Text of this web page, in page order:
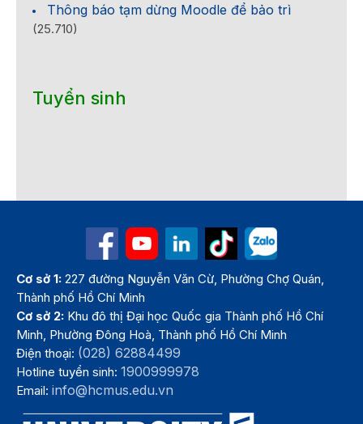
Thông báo tạm dừng Moodle để bảo trì
(25.710)
Tuyển sinh
Cơ sở 1: 227 đường Nguyễn Văn Cừ, Phường Chợ Quán,
Thành phố Hồ Chí Minh
Cơ sở 2: Khu đô thị Đại học Quốc gia Thành phố Hồ Chí
Minh, Phường Đông Hoà, Thành phố Hồ Chí Minh
Điện thoại: (028) 62884499
Hotline tuyển sinh:1900999978
Email:info@hcmus.edu.vn